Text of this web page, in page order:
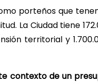
porteños que
La Ciudad tiene
territorial y
contexto de un